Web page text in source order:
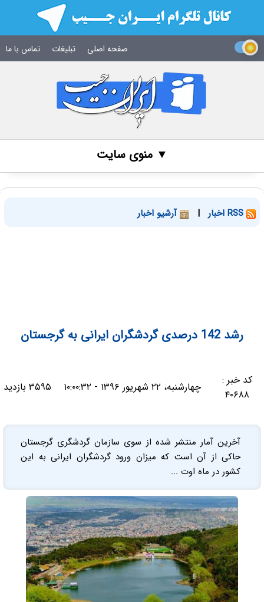
صفحه اصلی تبلیغات تماس با ما
▼ منوی سایت
| آرشیو اخبار
رشد 142 درصدی گردشگران ایرانی به گرجستان
کد خبر :
۴۰۶۸۸
چهارشنبه، ۲۲ شهریور ۱۳۹۶ - ۱۰:۰۰:۳۲ ۳۵۹۵ بازدید
آخرین آمار منتشر شده از سوی سازمان گردشگری گرجستان
حاکی از آن است که میزان ورود گردشگران ایرانی به این
کشور در ماه اوت ...